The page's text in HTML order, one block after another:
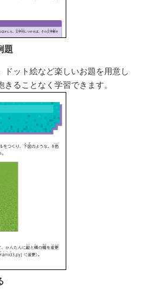
題
ドット絵など楽しいお題を用意し
ることなく学習できます。